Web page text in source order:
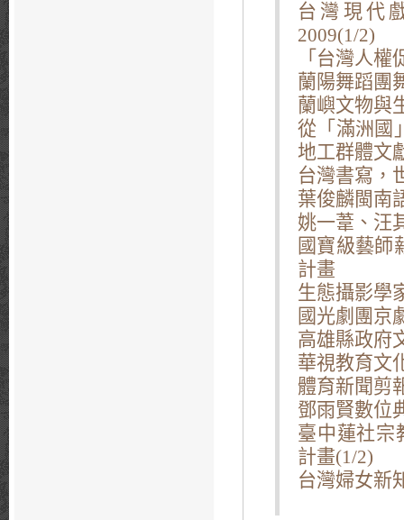
台灣現代
2009(1/2)
「台灣人
蘭陽舞蹈團
蘭嶼文物與
從「滿洲國
地工群體文
台灣書寫，
葉俊麟閩南
姚一葦、汪
國寶級藝師
計畫
生態攝影學
國光劇團京
高雄縣政府
華視教育文
體育新聞剪
鄧雨賢數位
臺中蓮社宗
計畫(1/2)
台灣婦女新